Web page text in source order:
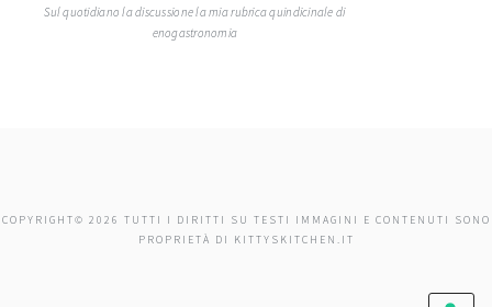
Sul quotidiano la discussione la mia rubrica quindicinale di
enogastronomia
COPYRIGHT© 2026 TUTTI I DIRITTI SU TESTI IMMAGINI E CONTENUTI SONO
PROPRIETÀ DI KITTYSKITCHEN.IT